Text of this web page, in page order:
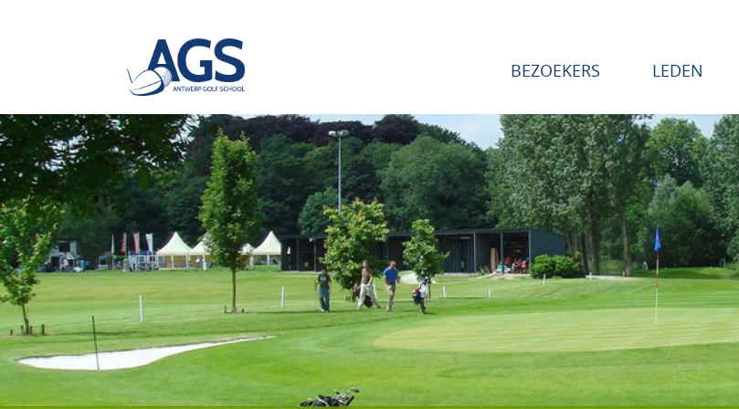
BEZOEKERS LEDEN